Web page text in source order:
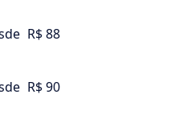
R$ 88
R$ 90